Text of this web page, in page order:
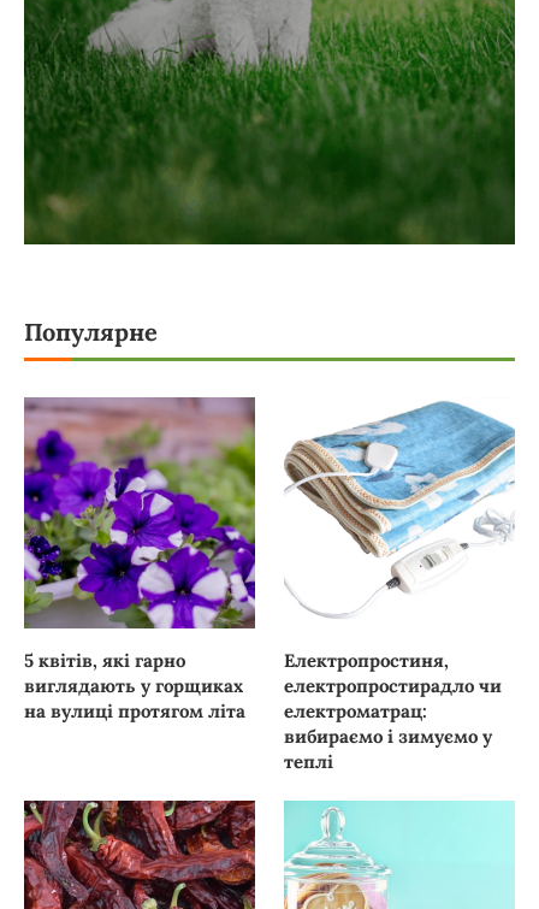
Популярне
5 квітів, які гарно
виглядають у горщиках
на вулиці протягом літа
Електропростиня,
електропростирадло чи
електроматрац:
вибираємо і зимуємо у
теплі